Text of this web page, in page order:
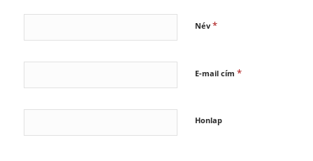
Név *
E-mail cím *
Honlap